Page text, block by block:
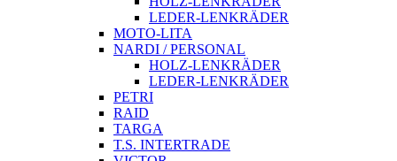
LEDER-LENKRÄDER
MOTO-LITA
NARDI / PERSONAL
HOLZ-LENKRÄDER
LEDER-LENKRÄDER
PETRI
RAID
TARGA
T.S. INTERTRADE